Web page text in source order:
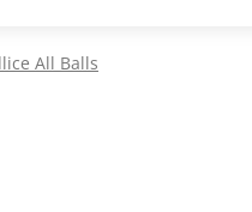
All Balls